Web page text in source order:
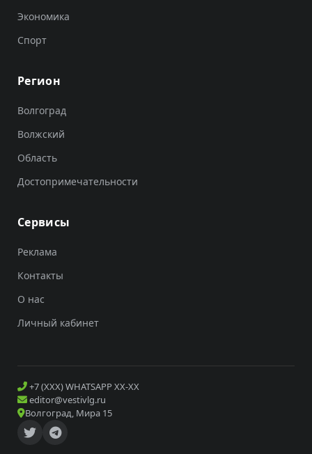
Экономика
Спорт
Регион
Волгоград
Волжский
Область
Достопримечательности
Сервисы
Реклама
Контакты
О нас
Личный кабинет
+7 (XXX) WHATSAPP XX-XX
editor@vestivlg.ru
Волгоград, Мира 15